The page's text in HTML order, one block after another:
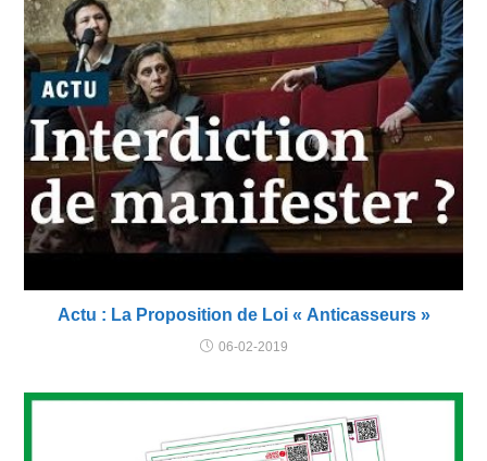
Actu : La Proposition de Loi « Anticasseurs »
06-02-2019